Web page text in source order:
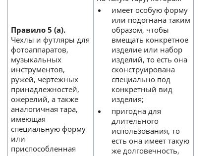
Правило 5 (а).
Чехлы и футляры для
фотоаппаратов,
музыкальных
инструментов,
ружей, чертежных
принадлежностей,
ожерелий, а также
аналогичная тара,
имеющая
специальную форму
или
приспособленная
имеет особую форму
или подогнана таким
образом, чтобы
вмещать конкретное
изделие или набор
изделий, то есть она
сконструирована
специально под
конкретный вид
изделия;
пригодна для
длительного
использования, то
есть она имеет такую
же долговечность,